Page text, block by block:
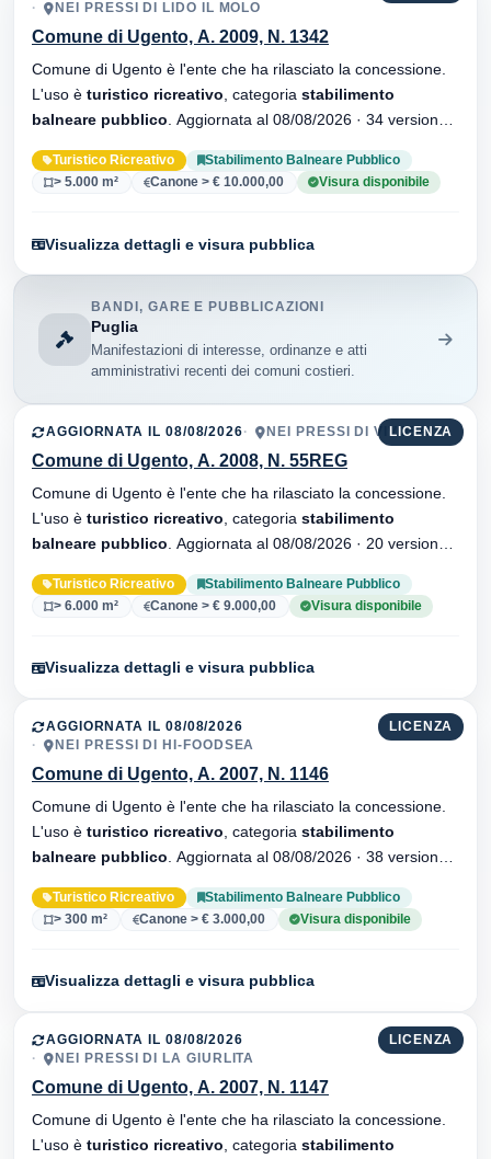
NEI PRESSI DI LIDO IL MOLO
Comune di Ugento, A. 2009, N. 1342
Comune di Ugento è l'ente che ha rilasciato la concessione.
L'uso è turistico ricreativo , categoria stabilimento
balneare pubblico
Turistico Ricreativo
Stabilimento Balneare Pubblico
> 5.000 m²
Canone > € 10.000,00 Visura disponibile
Visualizza dettagli e visura pubblica
BANDI, GARE E PUBBLICAZIONI
Puglia
Manifestazioni di interesse, ordinanze e atti
amministrativi recenti dei comuni costieri.
LICENZA
AGGIORNATA IL 08/08/2026 NEI PRESSI DI VIVOSA
Comune di Ugento, A. 2008, N. 55REG
Comune di Ugento è l'ente che ha rilasciato la concessione.
L'uso è turistico ricreativo , categoria stabilimento
balneare pubblico
Turistico Ricreativo
Stabilimento Balneare Pubblico
> 6.000 m²
Canone > € 9.000,00 Visura disponibile
Visualizza dettagli e visura pubblica
LICENZA
AGGIORNATA IL 08/08/2026
NEI PRESSI DI HI-FOODSEA
Comune di Ugento, A. 2007, N. 1146
Comune di Ugento è l'ente che ha rilasciato la concessione.
L'uso è turistico ricreativo , categoria stabilimento
balneare pubblico
Turistico Ricreativo
Stabilimento Balneare Pubblico
> 300 m²
Canone > € 3.000,00 Visura disponibile
Visualizza dettagli e visura pubblica
LICENZA
AGGIORNATA IL 08/08/2026
NEI PRESSI DI LA GIURLITA
Comune di Ugento, A. 2007, N. 1147
Comune di Ugento è l'ente che ha rilasciato la concessione.
L'uso è turistico ricreativo , categoria stabilimento